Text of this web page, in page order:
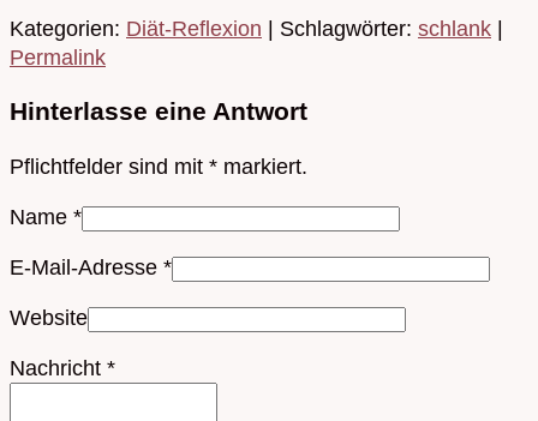
Kategorien: Diät-Reflexion | Schlagwörter: schlank |
Permalink
Hinterlasse eine Antwort
Pflichtfelder sind mit * markiert.
Name *
E-Mail-Adresse *
Website
Nachricht *